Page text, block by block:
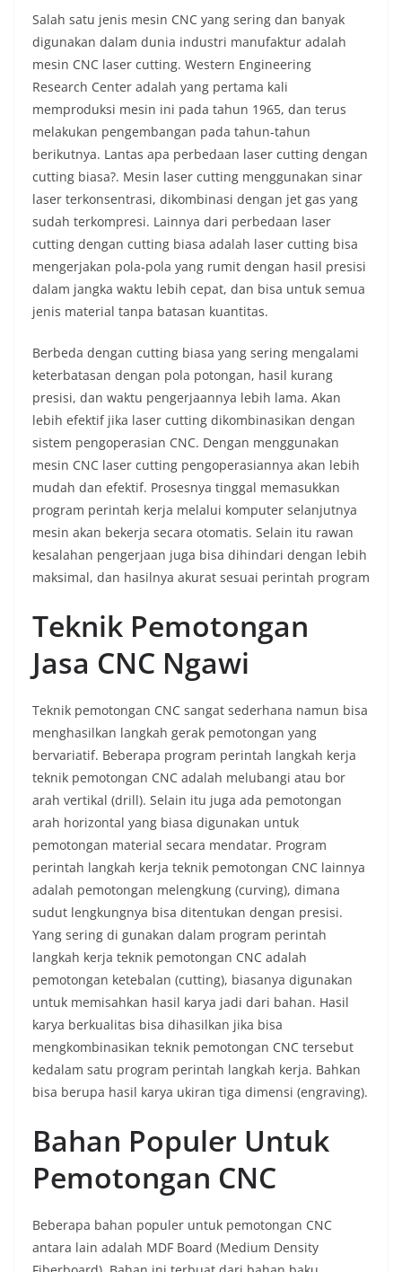
Salah satu jenis mesin CNC yang sering dan banyak
digunakan dalam dunia industri manufaktur adalah
mesin CNC laser cutting. Western Engineering
Research Center adalah yang pertama kali
memproduksi mesin ini pada tahun 1965, dan terus
melakukan pengembangan pada tahun-tahun
berikutnya. Lantas apa perbedaan laser cutting dengan
cutting biasa?. Mesin laser cutting menggunakan sinar
laser terkonsentrasi, dikombinasi dengan jet gas yang
sudah terkompresi. Lainnya dari perbedaan laser
cutting dengan cutting biasa adalah laser cutting bisa
mengerjakan pola-pola yang rumit dengan hasil presisi
dalam jangka waktu lebih cepat, dan bisa untuk semua
jenis material tanpa batasan kuantitas.
Berbeda dengan cutting biasa yang sering mengalami
keterbatasan dengan pola potongan, hasil kurang
presisi, dan waktu pengerjaannya lebih lama. Akan
lebih efektif jika laser cutting dikombinasikan dengan
sistem pengoperasian CNC. Dengan menggunakan
mesin CNC laser cutting pengoperasiannya akan lebih
mudah dan efektif. Prosesnya tinggal memasukkan
program perintah kerja melalui komputer selanjutnya
mesin akan bekerja secara otomatis. Selain itu rawan
kesalahan pengerjaan juga bisa dihindari dengan lebih
maksimal, dan hasilnya akurat sesuai perintah program
Teknik Pemotongan
Jasa CNC Ngawi
Teknik pemotongan CNC sangat sederhana namun bisa
menghasilkan langkah gerak pemotongan yang
bervariatif. Beberapa program perintah langkah kerja
teknik pemotongan CNC adalah melubangi atau bor
arah vertikal (drill). Selain itu juga ada pemotongan
arah horizontal yang biasa digunakan untuk
pemotongan material secara mendatar. Program
perintah langkah kerja teknik pemotongan CNC lainnya
adalah pemotongan melengkung (curving), dimana
sudut lengkungnya bisa ditentukan dengan presisi.
Yang sering di gunakan dalam program perintah
langkah kerja teknik pemotongan CNC adalah
pemotongan ketebalan (cutting), biasanya digunakan
untuk memisahkan hasil karya jadi dari bahan. Hasil
karya berkualitas bisa dihasilkan jika bisa
mengkombinasikan teknik pemotongan CNC tersebut
kedalam satu program perintah langkah kerja. Bahkan
bisa berupa hasil karya ukiran tiga dimensi (engraving).
Bahan Populer Untuk
Pemotongan CNC
Beberapa bahan populer untuk pemotongan CNC
antara lain adalah MDF Board (Medium Density